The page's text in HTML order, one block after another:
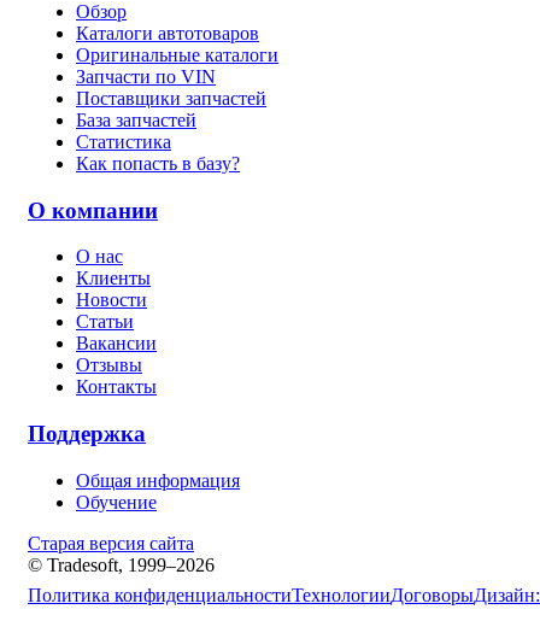
Обзор
Каталоги автотоваров
Оригинальные каталоги
Запчасти по VIN
Поставщики запчастей
База запчастей
Статистика
Как попасть в базу?
О компании
О нас
Клиенты
Новости
Статьи
Вакансии
Отзывы
Контакты
Поддержка
Общая информация
Обучение
Старая версия сайта
© Tradesoft, 1999–2026
Политика конфиденциальностиТехнологииДоговорыДизайн: